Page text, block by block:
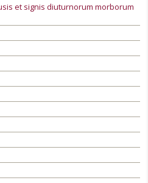
et signis diuturnorum morborum